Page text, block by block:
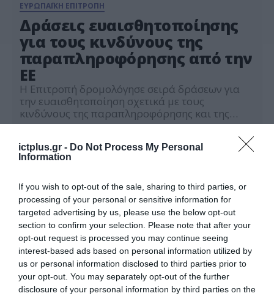
ictplus.gr - Do Not Process My Personal
Information
If you wish to opt-out of the sale, sharing to third parties, or
processing of your personal or sensitive information for
targeted advertising by us, please use the below opt-out
section to confirm your selection. Please note that after your
opt-out request is processed you may continue seeing
interest-based ads based on personal information utilized by
us or personal information disclosed to third parties prior to
your opt-out. You may separately opt-out of the further
disclosure of your personal information by third parties on the
ΕΥΡΩΠΑΪΚΗ ΕΠΙΤΡΟΠΗ
Δράσεις ευαισθητοποίησης
για τους κινδύνους της
παραπληροφόρησης από την
ΕΕ
Η Επιτροπή δρομολόγησε σειρά δράσεων για
την ευαισθητοποίηση σχετικά με τους
κινδύνους της παραπληροφόρησης και της
χειραγώγησης των πληροφοριών και των
ευρωπαϊκών εκλογών. Μαζί με την ομάδα των
ευρωπαϊκών ρυθμιστικών αρχών για τις
οποία συγκεντρώνει και τους 27 εθνικούς
ανεξάρτητους ρυθμιστικούς φορείς στον τομέα
[…]